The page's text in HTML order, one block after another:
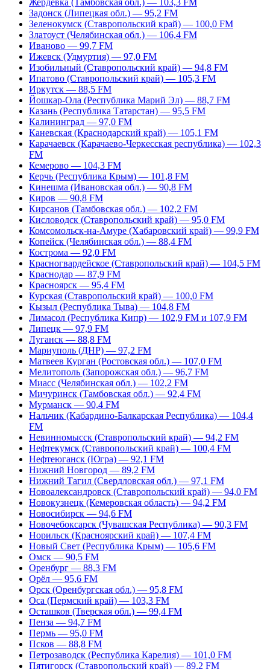
Жердевка (Тамбовская обл.) — 103,3 FM
Задонск (Липецкая обл.) — 95,2 FM
Зеленокумск (Ставропольский край) — 100,0 FM
Златоуст (Челябинская обл.) — 106,4 FM
Иваново — 99,7 FM
Ижевск (Удмуртия) — 97,0 FM
Изобильный (Ставропольский край) — 94,8 FM
Ипатово (Ставропольский край) — 105,3 FM
Иркутск — 88,5 FM
Йошкар-Ола (Республика Марий Эл) — 88,7 FM
Казань (Республика Татарстан) — 95,5 FM
Калининград — 97,0 FM
Каневская (Краснодарский край) — 105,1 FM
Карачаевск (Карачаево-Черкесская республика) — 102,3
FM
Кемерово — 104,3 FM
Керчь (Республика Крым) — 101,8 FM
Кинешма (Ивановская обл.) — 90,8 FM
Киров — 90,8 FM
Кирсанов (Тамбовская обл.) — 102,2 FM
Кисловодск (Ставропольский край) — 95,0 FM
Комсомольск-на-Амуре (Хабаровский край) — 99,9 FM
Копейск (Челябинская обл.) — 88,4 FM
Кострома — 92,0 FM
Красногвардейское (Ставропольский край) — 104,5 FM
Краснодар — 87,9 FM
Красноярск — 95,4 FM
Курская (Ставропольский край) — 100,0 FM
Кызыл (Республика Тыва) — 104,8 FM
Лимасол (Республика Кипр) — 102,9 FM и 107,9 FM
Липецк — 97,9 FM
Луганск — 88,8 FM
Мариуполь (ДНР) — 97,2 FM
Матвеев Курган (Ростовская обл.) — 107,0 FM
Мелитополь (Запорожская обл.) — 96,7 FM
Миасс (Челябинская обл.) — 102,2 FM
Мичуринск (Тамбовская обл.) — 92,4 FM
Мурманск — 90,4 FM
Нальчик (Кабардино-Балкарская Республика) — 104,4
FM
Невинномысск (Ставропольский край) — 94,2 FM
Нефтекумск (Ставропольский край) — 100,4 FM
Нефтеюганск (Югра) — 92,1 FM
Нижний Новгород — 89,2 FM
Нижний Тагил (Свердловская обл.) — 97,1 FM
Новоалександровск (Ставропольский край) — 94,0 FM
Новокузнецк (Кемеровская область) — 94,2 FM
Новосибирск — 94,6 FM
Новочебоксарск (Чувашская Республика) — 90,3 FM
Норильск (Красноярский край) — 107,4 FM
Новый Свет (Республика Крым) — 105,6 FM
Омск — 90,5 FM
Оренбург — 88,3 FM
Орёл — 95,6 FM
Орск (Оренбургская обл.) — 95,8 FM
Оса (Пермский край) — 103,3 FM
Осташков (Тверская обл.) — 99,4 FM
Пенза — 94,7 FM
Пермь — 95,0 FM
Псков — 88,8 FM
Петрозаводск (Республика Карелия) — 101,0 FM
Пятигорск (Ставропольский край) — 89,2 FM